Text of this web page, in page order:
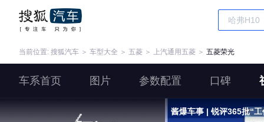
当前位置: 搜狐汽车 ＞ 车型大全 ＞ 五菱 ＞ 上汽通用五菱 ＞ 五菱荣光
车系首页 图片 参数配置 口碑
酱爆车事 | 锐评365批“